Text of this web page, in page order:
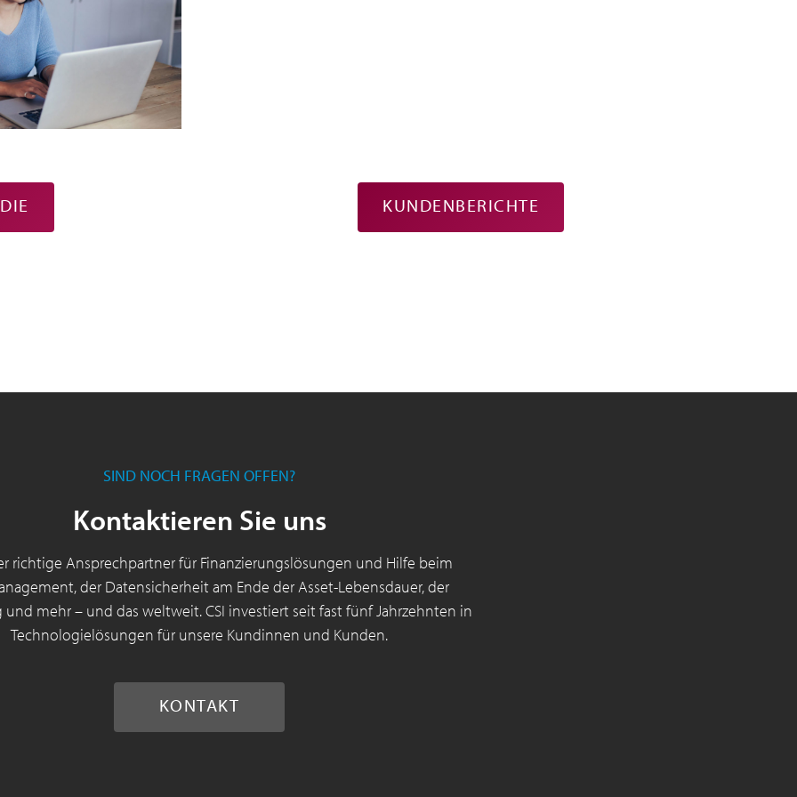
KUNDENBERICHTE
SIND NOCH FRAGEN OFFEN?
Kontaktieren Sie uns
richtige Ansprechpartner für Finanzierungslösungen und Hilfe beim
der Datensicherheit am Ende der Asset-Lebensdauer, der
und mehr – und das weltweit. CSI investiert seit fast fünf Jahrzehnten in
Technologielösungen für unsere Kundinnen und Kunden.
KONTAKT